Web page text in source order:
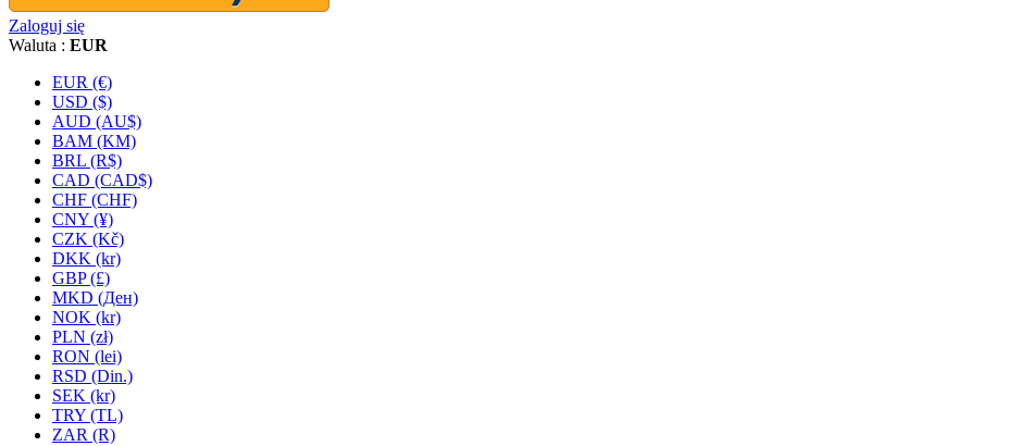
Zaloguj się
Waluta : EUR
EUR (€)
USD ($)
AUD (AU$)
BAM (KM)
BRL (R$)
CAD (CAD$)
CHF (CHF)
CNY (¥)
CZK (Kč)
DKK (kr)
GBP (£)
MKD (Ден)
NOK (kr)
PLN (zł)
RON (lei)
RSD (Din.)
SEK (kr)
TRY (TL)
ZAR (R)